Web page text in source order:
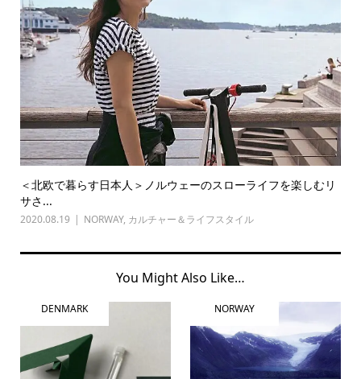
＜北欧で暮らす日本人＞ノルウェーのスローライフを楽しむリ
サさ...
2020.08.19 NORWAY, カルチャー＆ライフスタイル
You Might Also Like…
DENMARK NORWAY